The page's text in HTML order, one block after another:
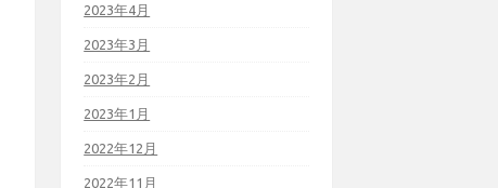
2023年4月
2023年3月
2023年2月
2023年1月
2022年12月
2022年11月